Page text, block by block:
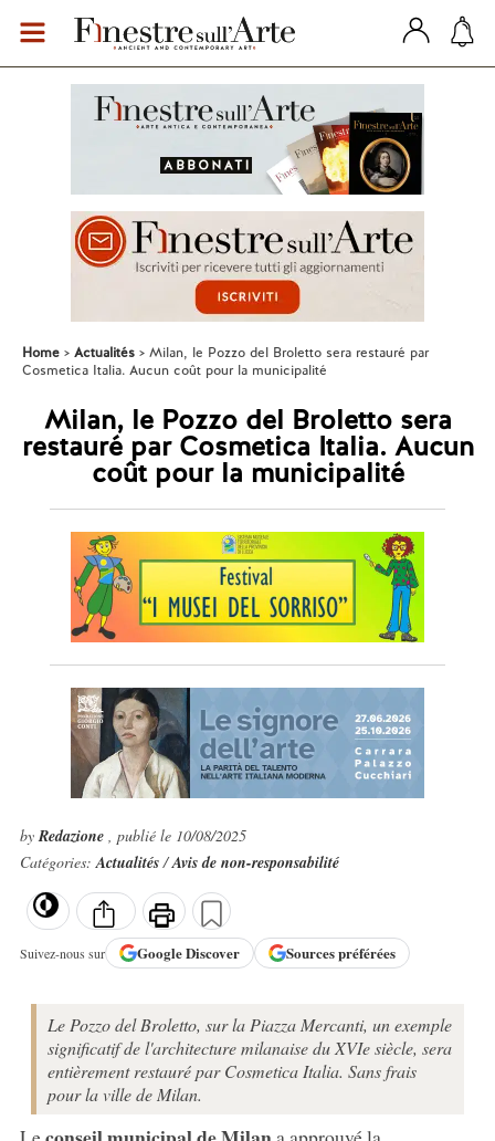
Home Actualités
Milan, le Pozzo del Broletto sera restauré par
Cosmetica Italia. Aucun coût pour la municipalité
Milan, le Pozzo del Broletto sera
restauré par Cosmetica Italia. Aucun
coût pour la municipalité
byRedazione , publié le 10/08/2025
Catégories:Actualités/Avis de non-responsabilité
Suivez-nous sur GoogleDiscover Sources préférées
Le Pozzo del Broletto, sur la Piazza Mercanti, un exemple
significatif de l'architecture milanaise du XVIe siècle, sera
entièrement restauré par Cosmetica Italia. Sans frais
pour la ville de Milan.